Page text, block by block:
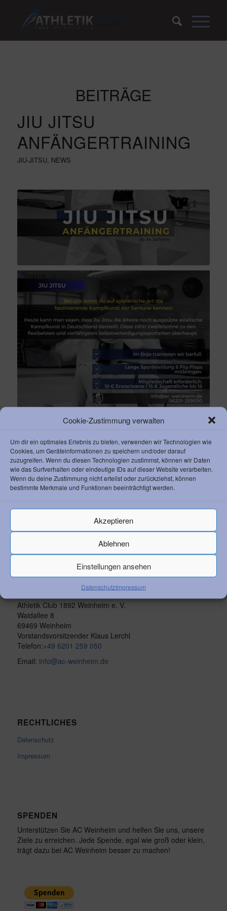
Cookie-Zustimmung verwalten
Um dir ein optimales Erlebnis zu bieten, verwenden wir Technologien wie
Cookies, um Geräteinformationen zu speichern und/oder darauf
zuzugreifen. Wenn du diesen Technologien zustimmst, können wir Daten
wie das Surfverhalten oder eindeutige IDs auf dieser Website verarbeiten.
Wenn du deine Zustimmung nicht erteilst oder zurückziehst, können
bestimmte Merkmale und Funktionen beeinträchtigt werden.
Akzeptieren
Ablehnen
Einstellungen ansehen
DatenschutzImpressum
BEITRÄGE
JIU JITSU
ANFÄNGERTRAINING
JIU-JITSU, NEWS
AUGUST 13, 2024 / 0 KOMMENTARE / VONANTONIA
KONTAKT ZUM AC
Athletik Club 1892 Weinheim e. V.
Waidallee 8
69469 Weinheim
Vorstandsvorsitzender Klaus Lerchl
Telefon:+49 6201 259 050
Email: info@ac-weinheim.de
RECHTLICHES
Datenschutz
Impressum
SPENDEN
Unterstützen Sie AC Weinheim und helfen Sie uns, unsere
Ziele zu erreichen. Jede Spende, egal wie groß oder klein,
trägt dazu bei AC Weinheim besser zu machen!